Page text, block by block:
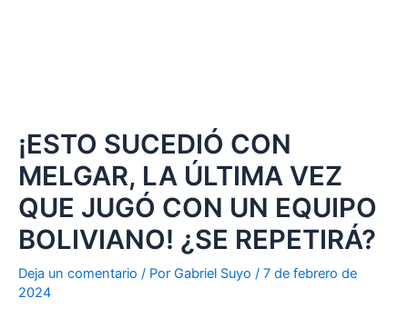
¡ESTO SUCEDIÓ CON
MELGAR, LA ÚLTIMA VEZ
QUE JUGÓ CON UN EQUIPO
BOLIVIANO! ¿SE REPETIRÁ?
Deja un comentario / Por Gabriel Suyo / 7 de febrero de
2024